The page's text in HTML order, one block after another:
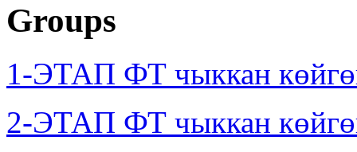
Groups
1-ЭТАП ФТ чыккан
2-ЭТАП ФТ чыккан